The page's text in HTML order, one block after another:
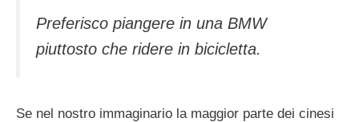
Preferisco piangere in una BMW
piuttosto che ridere in bicicletta.
Se nel nostro immaginario la maggior parte dei cinesi